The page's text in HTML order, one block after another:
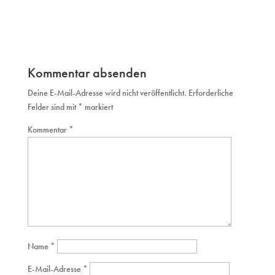
Kommentar absenden
Deine E-Mail-Adresse wird nicht veröffentlicht. Erforderliche
Felder sind mit* markiert
Kommentar *
Name *
E-Mail-Adresse *